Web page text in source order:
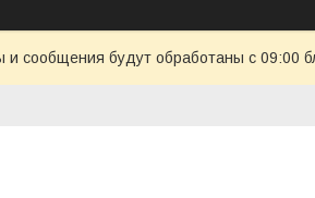
и сообщения будут обработаны с 09:00